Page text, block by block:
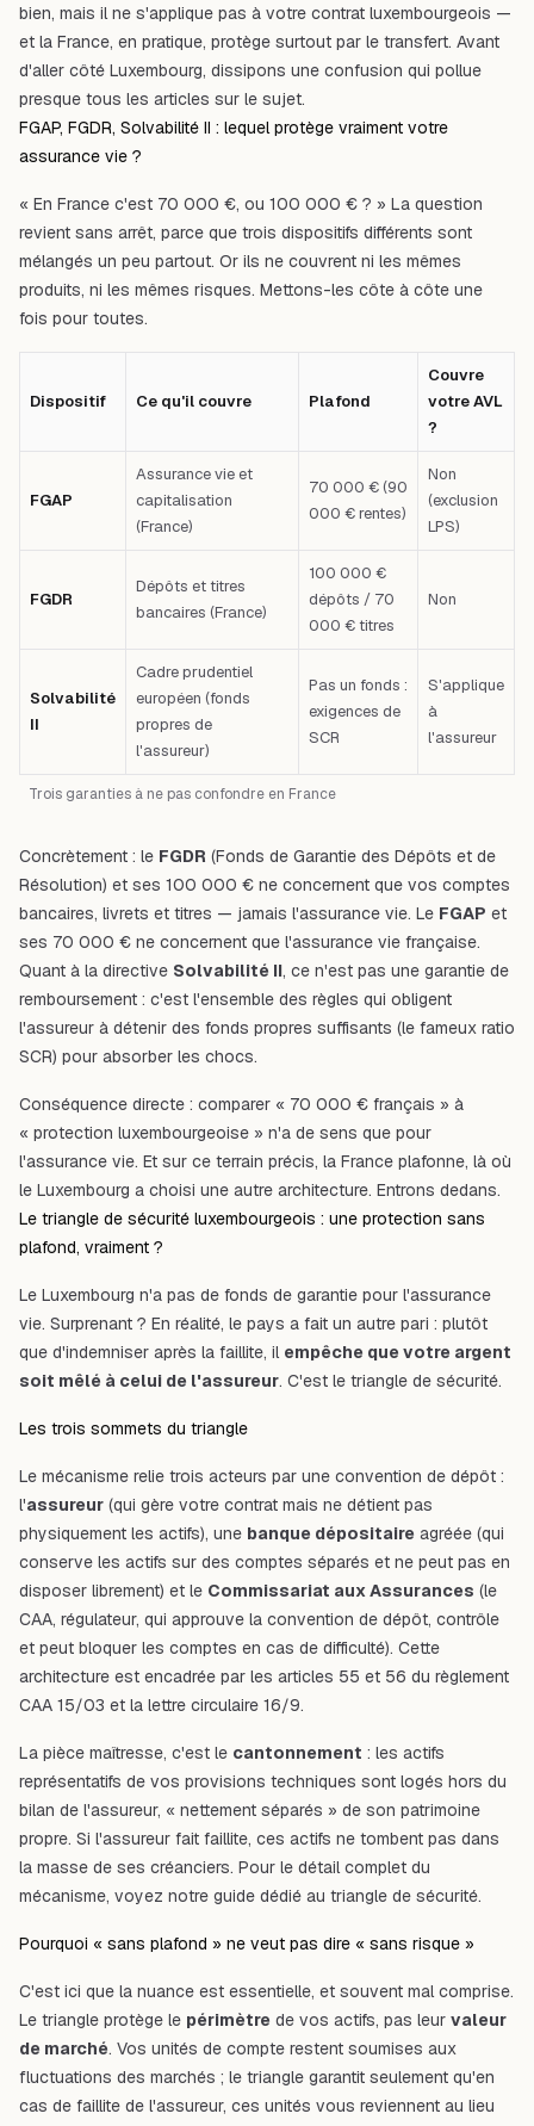
bien, mais il ne s'applique pas à votre contrat luxembourgeois —
et la France, en pratique, protège surtout par le transfert. Avant
d'aller côté Luxembourg, dissipons une confusion qui pollue
presque tous les articles sur le sujet.
FGAP, FGDR, Solvabilité II : lequel protège vraiment votre
assurance vie ?
« En France c'est 70 000 €, ou 100 000 € ? » La question
revient sans arrêt, parce que trois dispositifs différents sont
mélangés un peu partout. Or ils ne couvrent ni les mêmes
produits, ni les mêmes risques. Mettons-les côte à côte une
fois pour toutes.
Trois garanties à ne pas confondre en France
Dispositif Ce qu'il couvre Plafond
Couvre
votre AVL
?
FGAP
Assurance vie et
capitalisation
(France)
70 000 € (90
000 € rentes)
Non
(exclusion
LPS)
FGDR
Dépôts et titres
bancaires (France)
100 000 €
dépôts / 70
000 € titres
Non
Solvabilité
II
Cadre prudentiel
européen (fonds
propres de
l'assureur)
Pas un fonds :
exigences de
SCR
S'applique
à
l'assureur
Concrètement : le FGDR (Fonds de Garantie des Dépôts et de
Résolution) et ses 100 000 € ne concernent que vos comptes
bancaires, livrets et titres — jamais l'assurance vie. Le FGAP et
ses 70 000 € ne concernent que l'assurance vie française.
Quant à la directive Solvabilité II, ce n'est pas une garantie de
remboursement : c'est l'ensemble des règles qui obligent
l'assureur à détenir des fonds propres suffisants (le fameux ratio
SCR) pour absorber les chocs.
Conséquence directe : comparer « 70 000 € français » à
« protection luxembourgeoise » n'a de sens que pour
l'assurance vie. Et sur ce terrain précis, la France plafonne, là où
le Luxembourg a choisi une autre architecture. Entrons dedans.
Le triangle de sécurité luxembourgeois : une protection sans
plafond, vraiment ?
Le Luxembourg n'a pas de fonds de garantie pour l'assurance
vie. Surprenant ? En réalité, le pays a fait un autre pari : plutôt
que d'indemniser après la faillite, il empêche que votre argent
soit mêlé à celui de l'assureur. C'est le triangle de sécurité.
Les trois sommets du triangle
Le mécanisme relie trois acteurs par une convention de dépôt :
l'assureur (qui gère votre contrat mais ne détient pas
physiquement les actifs), une banque dépositaire agréée (qui
conserve les actifs sur des comptes séparés et ne peut pas en
disposer librement) et le Commissariat aux Assurances (le
CAA, régulateur, qui approuve la convention de dépôt, contrôle
et peut bloquer les comptes en cas de difficulté). Cette
architecture est encadrée par les articles 55 et 56 du règlement
CAA 15/03 et la lettre circulaire 16/9.
La pièce maîtresse, c'est le cantonnement : les actifs
représentatifs de vos provisions techniques sont logés hors du
bilan de l'assureur, « nettement séparés » de son patrimoine
propre. Si l'assureur fait faillite, ces actifs ne tombent pas dans
la masse de ses créanciers. Pour le détail complet du
mécanisme, voyez notre guide dédié au triangle de sécurité.
Pourquoi « sans plafond » ne veut pas dire « sans risque »
C'est ici que la nuance est essentielle, et souvent mal comprise.
Le triangle protège le périmètre de vos actifs, pas leur valeur
de marché. Vos unités de compte restent soumises aux
fluctuations des marchés ; le triangle garantit seulement qu'en
cas de faillite de l'assureur, ces unités vous reviennent au lieu